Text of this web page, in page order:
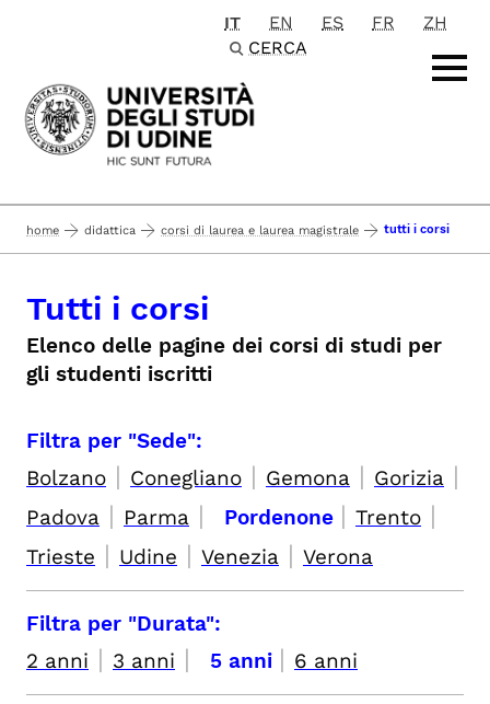
Passa al contenuto principale
IT EN ES FR
ZH
CERCA
home didattica corsi di laurea e laurea magistrale tutti i corsi
Tutti i corsi
Elenco delle pagine dei corsi di studi per
gli studenti iscritti
Filtra per "Sede":
Bolzano | Conegliano | Gemona | Gorizia |
Padova | Parma | Pordenone | Trento |
Trieste | Udine | Venezia | Verona
Filtra per "Durata":
2 anni | 3 anni | 5 anni | 6 anni